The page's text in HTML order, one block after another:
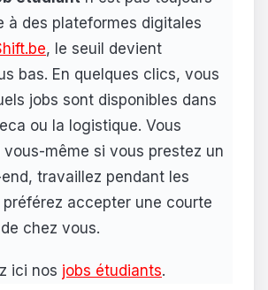
à des plateformes digitales
, le seuil devient
bas. En quelques clics, vous
jobs sont disponibles dans
ou la logistique. Vous
vous-même si vous prestez un
travaillez pendant les
accepter une courte
chez vous.
ici nos jobs étudiants.